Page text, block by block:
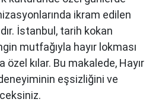
ikram edilen
İstanbul, tarih kokan
mutfağıyla hayır lokması
özel kılar. Bu makalede, Hayır
eşsizliğini ve